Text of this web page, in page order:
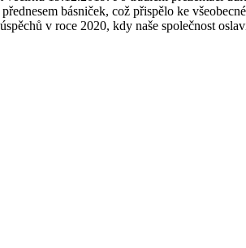
básniček, což přispělo ke
v roce 2020, kdy naše společnost